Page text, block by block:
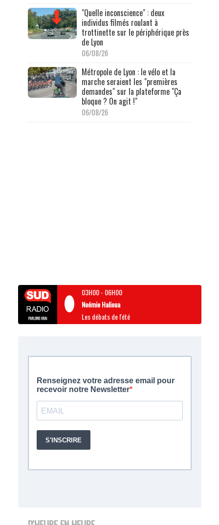
"Quelle inconscience" : deux
individus filmés roulant à
trottinette sur le périphérique près
de Lyon
06/08/26
Métropole de Lyon : le vélo et la
marche seraient les "premières
demandes" sur la plateforme "Ça
bloque ? On agit !"
06/08/26
03H00- 06H00
Noémie Halioua
Les débats de l'été